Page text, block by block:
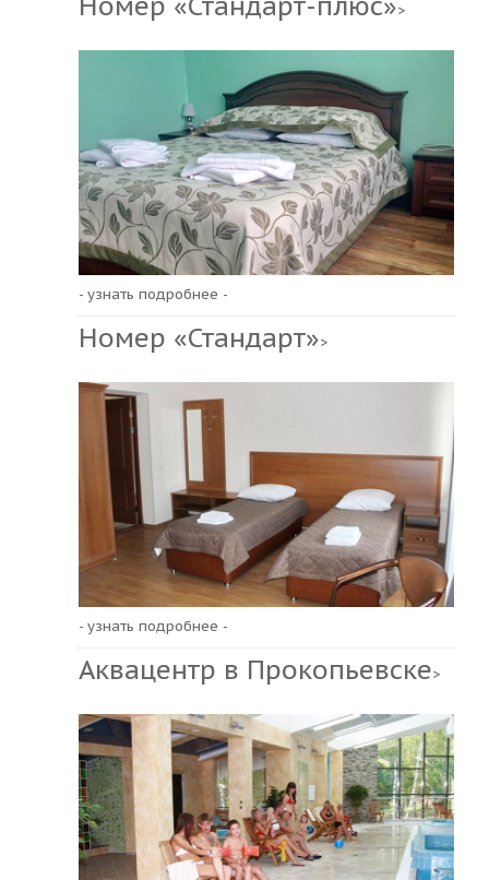
>
- узнать подробнее -
Номер «Стандарт»>
- узнать подробнее -
Аквацентр в Прокопьевске>